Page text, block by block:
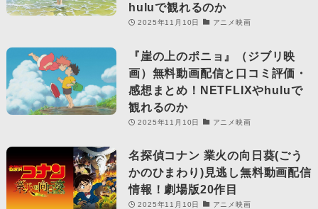
huluで観れるのか
2025年11月10日 アニメ映画
『崖の上のポニョ』（ジブリ映
画）無料動画配信と口コミ評価・
感想まとめ！NETFLIXやhuluで
観れるのか
2025年11月10日 アニメ映画
名探偵コナン 業火の向日葵(ごう
かのひまわり)見逃し無料動画配信
情報！劇場版20作目
2025年11月10日 アニメ映画